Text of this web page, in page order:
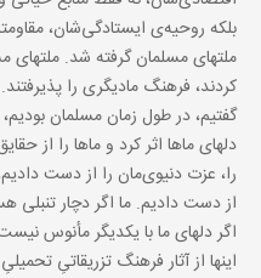
بلکه روحیه‌ی ایستادگی‌شان،
ملتهای مسلمان گرفته شد.
کردند، فرهنگ مادیگری را پذیرفتند.
گفتیم، در طول زمان مسلمان
دلهای ماها اثر کرد و ماها را از
را، عزت دنیوی‌مان را از دست
از دست دادیم. ما اگر دچار
اگر دلهای ما با یکدیگر مأنوس
اینها از آثار فرهنگ تزریقاتیِ